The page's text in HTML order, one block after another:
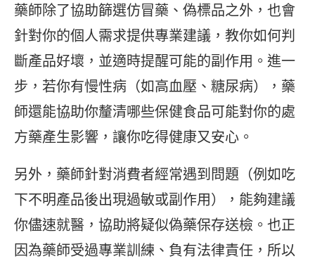
藥師除了協助篩選仿冒藥、偽標品之外，也會
針對你的個人需求提供專業建議，教你如何判
斷產品好壞，並適時提醒可能的副作用。進一
步，若你有慢性病（如高血壓、糖尿病），藥
師還能協助你釐清哪些保健食品可能對你的處
方藥產生影響，讓你吃得健康又安心。
另外，藥師針對消費者經常遇到問題（例如吃
下不明產品後出現過敏或副作用），能夠建議
你儘速就醫，協助將疑似偽藥保存送檢。也正
因為藥師受過專業訓練、負有法律責任，所以